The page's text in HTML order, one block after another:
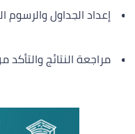
إعداد الجداول والرسوم
مراجعة النتائج